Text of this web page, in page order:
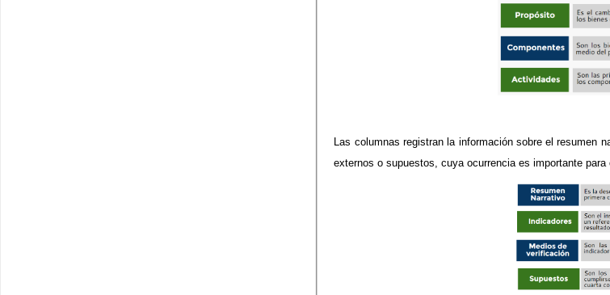
Las columnas registran la información sobre el resumen
externos o supuestos, cuya ocurrencia es importante